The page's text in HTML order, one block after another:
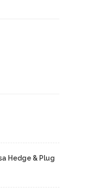
Hedge & Plug